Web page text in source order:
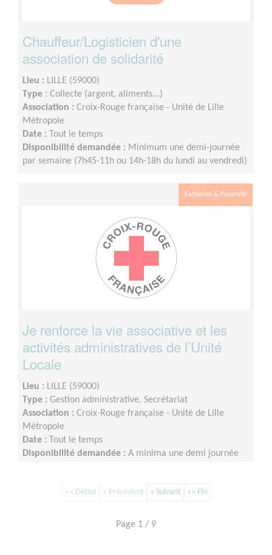
Chauffeur/Logisticien d'une
association de solidarité
Lieu : LILLE (59000)
Type : Collecte (argent, aliments...)
Association : Croix-Rouge française - Unité de Lille
Métropole
Date : Tout le temps
Disponibilité demandée : Minimum une demi-journée
par semaine (7h45-11h ou 14h-18h du lundi au vendredi)
Exclusion & Pauvreté
Je renforce la vie associative et les
activités administratives de l’Unité
Locale
Lieu : LILLE (59000)
Type : Gestion administrative, Secrétariat
Association : Croix-Rouge française - Unité de Lille
Métropole
Date : Tout le temps
Disponibilité demandée : A minima une demi journée
«« Début « Précédent » Suivant »» Fin
Page 1 / 9